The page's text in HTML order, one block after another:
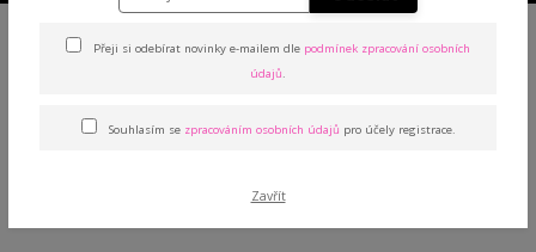
podprsenka bez výstuže
VÝPRODEJ: Mary bavlněná
Přeji si odebírat novinky e-mailem dle podmínek zpracování osobních
údajů.
Souhlasím se zpracováním osobních údajů pro účely registrace.
Zavřít